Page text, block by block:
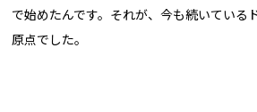
で始めたんです。それが、今も続いている
原点でした。